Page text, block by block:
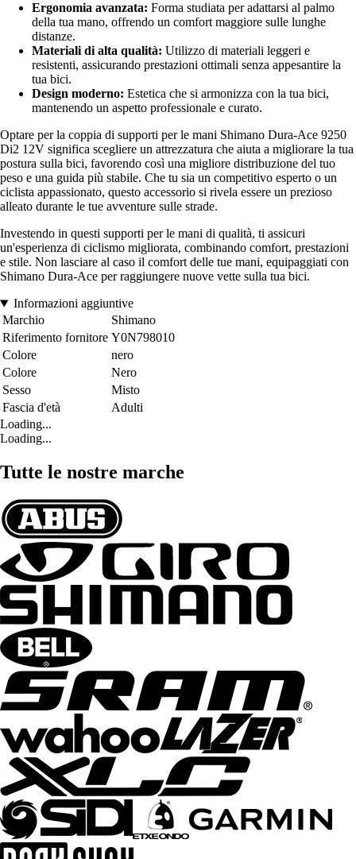
Ergonomia avanzata: Forma studiata per adattarsi al palmo
della tua mano, offrendo un comfort maggiore sulle lunghe
distanze.
Materiali di alta qualità: Utilizzo di materiali leggeri e
resistenti, assicurando prestazioni ottimali senza appesantire la
tua bici.
Design moderno: Estetica che si armonizza con la tua bici,
mantenendo un aspetto professionale e curato.
Optare per la coppia di supporti per le mani Shimano Dura-Ace 9250
Di2 12V significa scegliere un attrezzatura che aiuta a migliorare la tua
postura sulla bici, favorendo così una migliore distribuzione del tuo
peso e una guida più stabile. Che tu sia un competitivo esperto o un
ciclista appassionato, questo accessorio si rivela essere un prezioso
alleato durante le tue avventure sulle strade.
Investendo in questi supporti per le mani di qualità, ti assicuri
un'esperienza di ciclismo migliorata, combinando comfort, prestazioni
e stile. Non lasciare al caso il comfort delle tue mani, equipaggiati con
Shimano Dura-Ace per raggiungere nuove vette sulla tua bici.
Informazioni aggiuntive
Marchio
Shimano
Riferimento fornitore Y0N798010
Colore
nero
Colore
Nero
Sesso
Misto
Fascia d'età
Adulti
Loading...
Loading...
Tutte le nostre marche